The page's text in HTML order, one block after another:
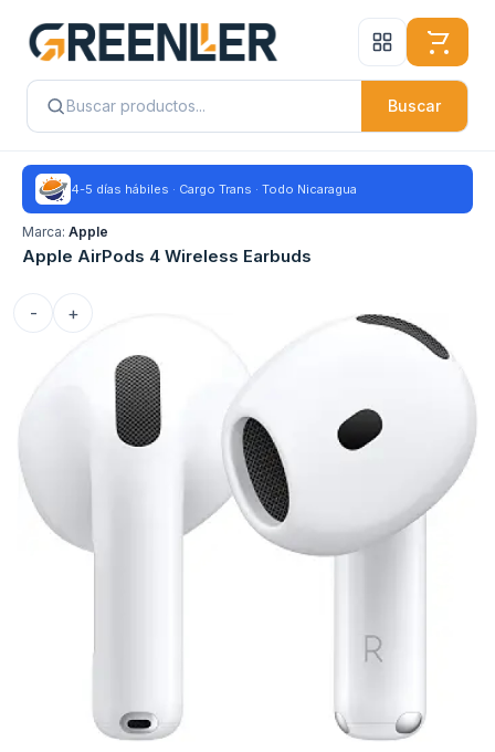
Buscar
4-5 días hábiles · Cargo Trans · Todo Nicaragua
Marca: Apple
Apple AirPods 4 Wireless Earbuds
- +